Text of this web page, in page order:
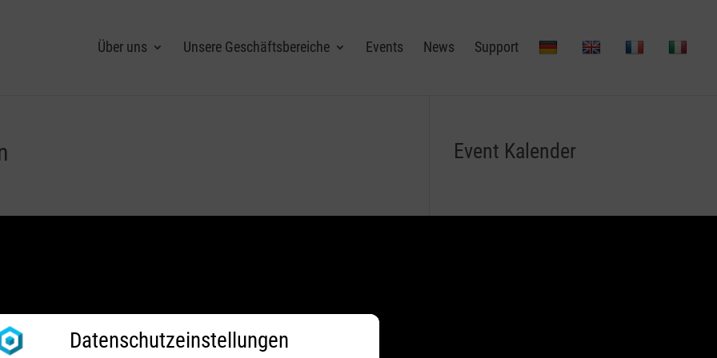
Über uns Unsere Geschäftsbereiche Events News Support
Event Kalender
Datenschutzeinstellungen